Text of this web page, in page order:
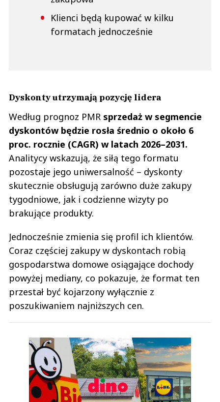
Klienci będą kupować w kilku
formatach jednocześnie
Dyskonty utrzymają pozycję lidera
Według prognoz PMR sprzedaż w segmencie
dyskontów będzie rosła średnio o około 6
proc. rocznie (CAGR) w latach 2026–2031.
Analitycy wskazują, że siłą tego formatu
pozostaje jego uniwersalność – dyskonty
skutecznie obsługują zarówno duże zakupy
tygodniowe, jak i codzienne wizyty po
brakujące produkty.
Jednocześnie zmienia się profil ich klientów.
Coraz częściej zakupy w dyskontach robią
gospodarstwa domowe osiągające dochody
powyżej mediany, co pokazuje, że format ten
przestał być kojarzony wyłącznie z
poszukiwaniem najniższych cen.